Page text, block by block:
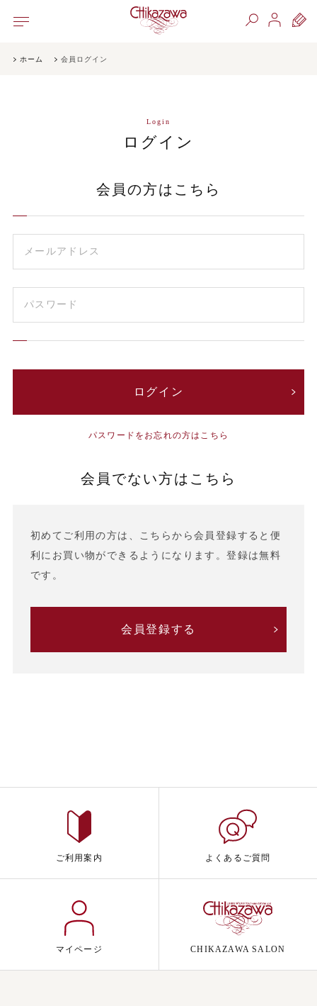
ホーム 会員ログイン
Login
ログイン
会員の方はこちら
パスワードをお忘れの方はこちら
会員でない方はこちら
初めてご利用の方は、こちらから会員登録すると便
利にお買い物ができるようになります。登録は無料
です。
会員登録する
ご利用案内 よくあるご質問
マイページ CHIKAZAWA SALON